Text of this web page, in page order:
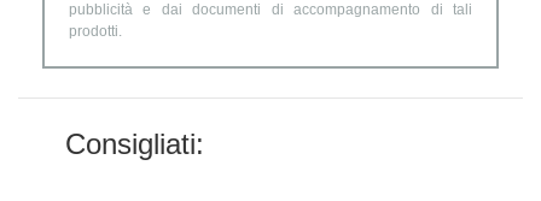
pubblicità e dai documenti di accompagnamento di tali
prodotti.
Consigliati: